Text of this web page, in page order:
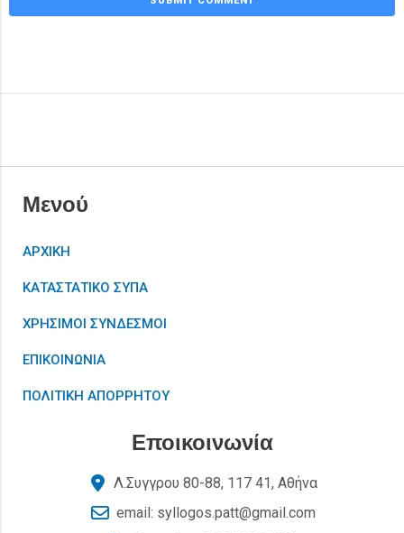
Μενού
ΑΡΧΙΚΗ
ΚΑΤΑΣΤΑΤΙΚΟ ΣΥΠΑ
ΧΡΗΣΙΜΟΙ ΣΥΝΔΕΣΜΟΙ
ΕΠΙΚΟΙΝΩΝΙΑ
ΠΟΛΙΤΙΚΗ ΑΠΟΡΡΗΤΟΥ
Εποικοινωνία
Λ.Συγγρου 80-88, 117 41, Αθήνα
email: syllogos.patt@gmail.com